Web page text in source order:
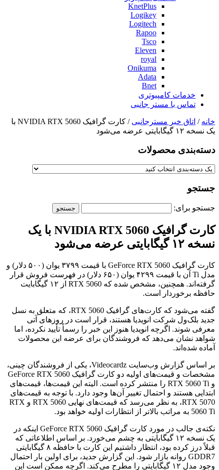
KnetPlus
Logikey
Logitech
Rapoo
Tsco
Eleven
royal
Onikuma
Adata
Bnet
خدمات کامپیوتری
تماس با مستر جانبی
خانه / اتاق خبر مسترجانبی
/ کارت گرافیک NVIDIA RTX 5060 با
یک نسخه ۱۲ گیگابایتی عرضه می‌شود
دسته‌بندی‌ محصولات
جستجو
جستجو برای:
کارت گرافیک NVIDIA RTX 5060 با یک
نسخه ۱۲ گیگابایتی عرضه می‌شود
کارت گرافیک GeForce RTX 5060 با قیمت ۳۷۹۹ یوان (۵۰۰ دلار) و
مدل Ti آن با قیمت ۴۲۹۹ یوان (۶۵۰ دلار) در فهرست فروش قرار
گرفته‌اند. همچنین، مشخص شده که RTX 5060 از ۱۲ گیگابایت
حافظه برخوردار است.
گفته می‌شود که کارت‌های گرافیک RTX 5060، که متعلق به نسل
جدید بلک‌ول شرکت انویدیا هستند، قرار است در روزهای آتی
معرفی شوند. اگرچه انویدیا هنوز این خبر را رسماً تأیید نکرده، اما
شواهد نشان می‌دهد که فروشندگان برای عرضه این محصولات
آماده شده‌اند.
بر اساس گزارش وب‌سایت Videocardz، یکی از فروشندگان چینی،
مشخصات و قیمت‌های اولیه دو کارت گرافیک GeForce RTX 5060
و RTX 5060 Ti را منتشر کرده است. الیته این قیمت‌ها، قیمت‌های
ابتدایی هستند و احتمال تغییر آن‌ها وجود دارد. با توجه به قیمت‌های
RTX 5070، به نظر می‌رسد که قیمت‌های نهایی RTX 5060 و RTX
5060 Ti به مراتب بالاتر از انتظارات اولیه خواهد بود.
نکته‌ی جالب در مورد کارت گرافیک GeForce RTX 5060 اینکه در
یک نسخه ۱۲ گیگابایتی به چشم می‌خورد. بر اساس اطلاعاتی که
قبلاً درز کرده بود، انتظار داشتیم این کارت با حافظه ۸ گیگابایتی
GDDR7 روانه بازار شود. این گزارش جدید، برای اولین بار احتمال
وجود مدل ۱۲ گیگابایتی را مطرح می‌کند. اگرچه ممکن است این